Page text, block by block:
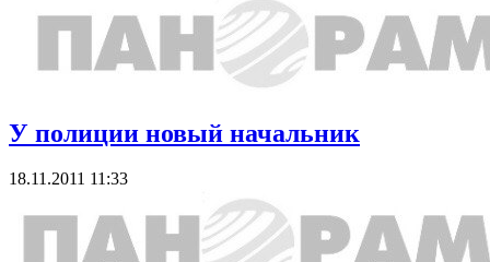
У полиции новый начальник
18.11.2011 11:33